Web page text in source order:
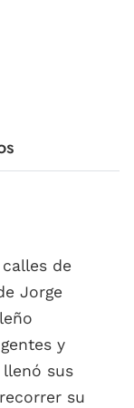
de
Jorge
y
sus
su